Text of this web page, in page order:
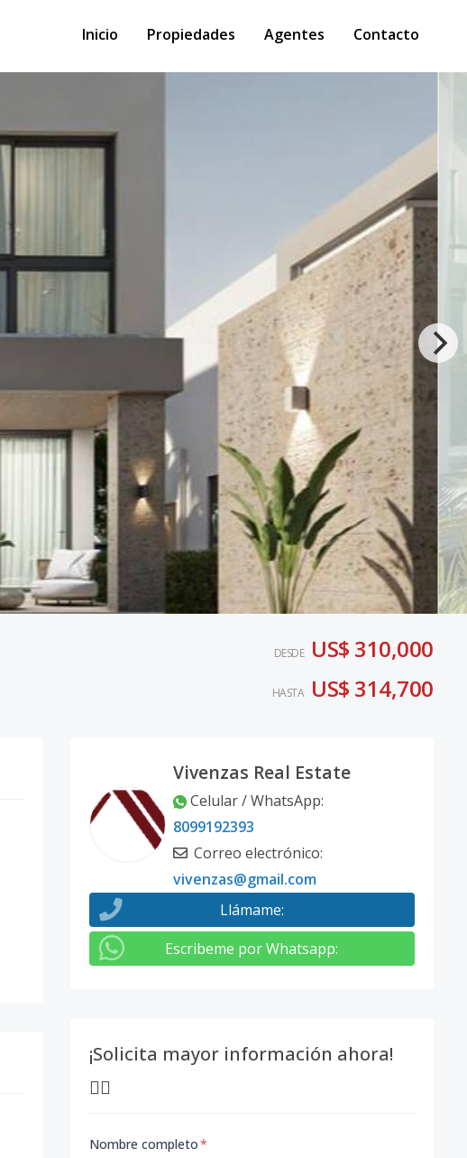
Inicio Propiedades Agentes Contacto
DESDE US$ 310,000
HASTA US$ 314,700
Vivenzas Real Estate
Celular / WhatsApp:
8099192393
Correo electrónico:
vivenzas@gmail.com
Llámame:
Escribeme por Whatsapp:
¡Solicita mayor información ahora!
👇🏽
Nombre completo*